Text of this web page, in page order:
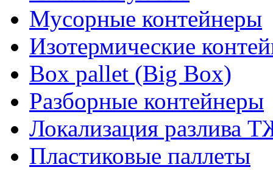
Мусорные контейнеры
Изотермические
Box pallet (Big Box)
Разборные контейнеры
Локализация разлива
Пластиковые паллеты